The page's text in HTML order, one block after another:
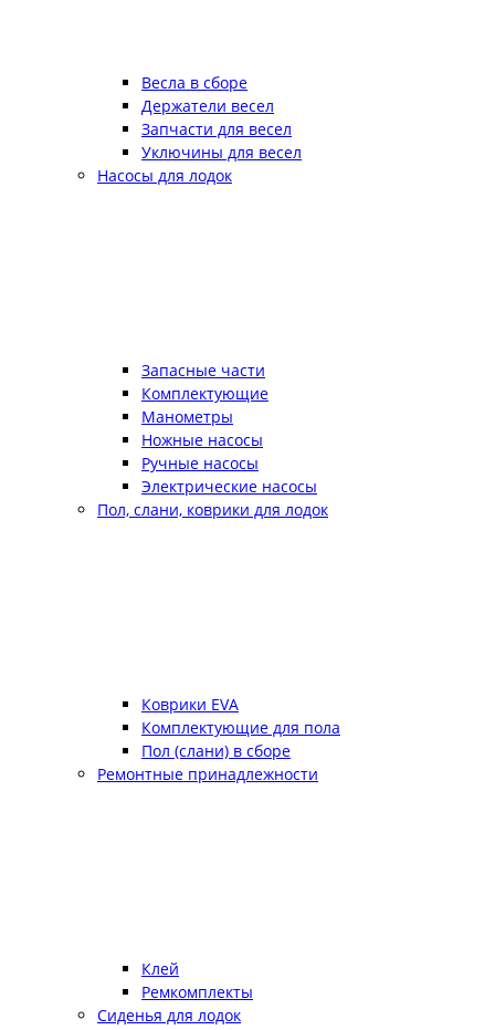
Весла в сборе
Держатели весел
Запчасти для весел
Уключины для весел
Насосы для лодок
Запасные части
Комплектующие
Манометры
Ножные насосы
Ручные насосы
Электрические насосы
Пол, слани, коврики для лодок
Коврики EVA
Комплектующие для пола
Пол (слани) в сборе
Ремонтные принадлежности
Клей
Ремкомплекты
Сиденья для лодок